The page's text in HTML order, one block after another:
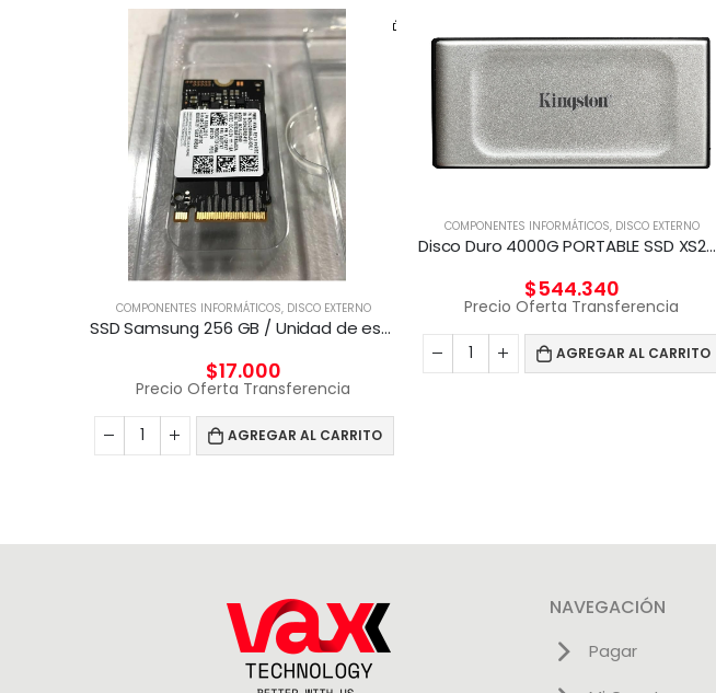
COMPONENTES INFORMÁTICOS, DISCO EXTERNO
SSD Samsung 256 GB / Unidad de estado sólido
$17.000
Precio Oferta Transferencia
AGREGAR AL CARRITO
COMPONENTES INFORMÁTICOS, DISCO EXTERNO
Disco Duro 4000G PORTABLE SSD XS2000
$544.340
Precio Oferta Transferencia
AGREGAR AL CARRITO
NAVEGACIÓN
Pagar